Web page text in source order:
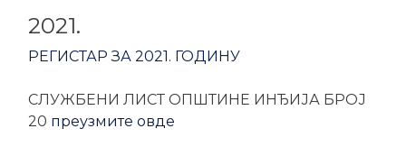
2021.
РЕГИСТАР ЗА 2021. ГОДИНУ
CЛУЖБЕНИ ЛИСТ ОПШТИНЕ ИНЂИЈА БРОЈ
20 преузмите овде